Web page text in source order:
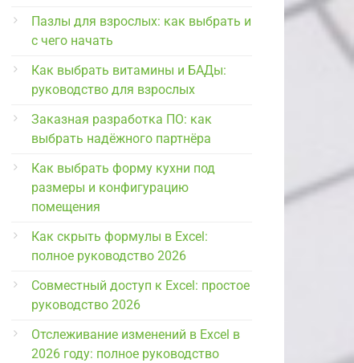
Пазлы для взрослых: как выбрать и
с чего начать
Как выбрать витамины и БАДы:
руководство для взрослых
Заказная разработка ПО: как
выбрать надёжного партнёра
Как выбрать форму кухни под
размеры и конфигурацию
помещения
Как скрыть формулы в Excel:
полное руководство 2026
Совместный доступ к Excel: простое
руководство 2026
Отслеживание изменений в Excel в
2026 году: полное руководство